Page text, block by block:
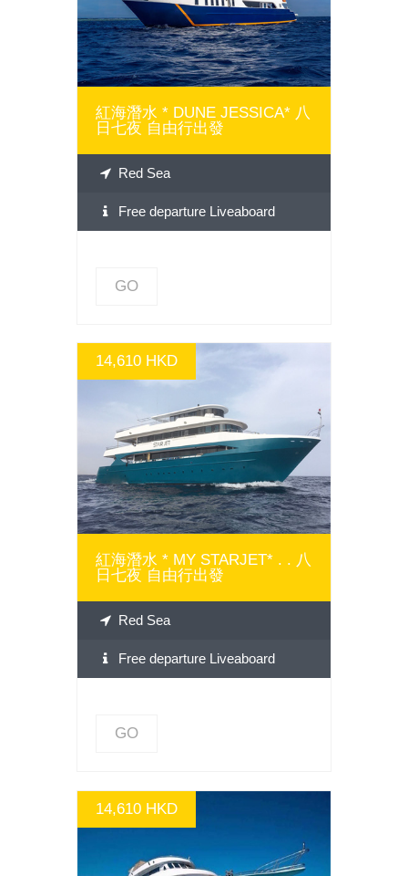
紅海潛水 * DUNE JESSICA* 八
日七夜 自由行出發
Red Sea
Free departure Liveaboard
GO
14,610 HKD
GO
紅海潛水 * MY STARJET* . . 八
日七夜 自由行出發
Red Sea
Free departure Liveaboard
GO
14,610 HKD